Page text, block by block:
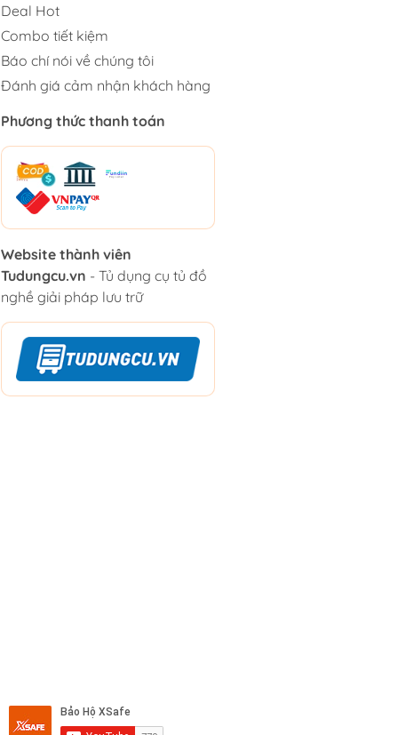
Deal Hot
Combo tiết kiệm
Báo chí nói về chúng tôi
Đánh giá cảm nhận khách hàng
Phương thức thanh toán
Website thành viên
Tudungcu.vn - Tủ dụng cụ tủ đồ
nghề giải pháp lưu trữ